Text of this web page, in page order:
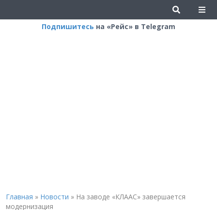
Подпишитесь на «Рейс» в Telegram
Главная » Новости » На заводе «КЛААС» завершается
модернизация